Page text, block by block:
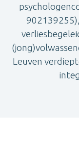
Leuven